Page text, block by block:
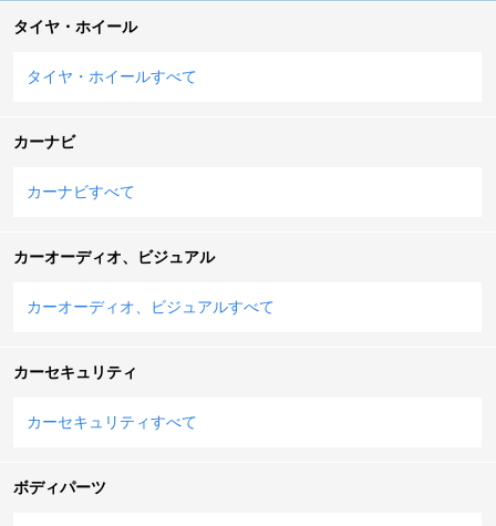
タイヤ・ホイール
タイヤ・ホイールすべて
カーナビ
カーナビすべて
カーオーディオ、ビジュアル
カーオーディオ、ビジュアルすべて
カーセキュリティ
カーセキュリティすべて
ボディパーツ